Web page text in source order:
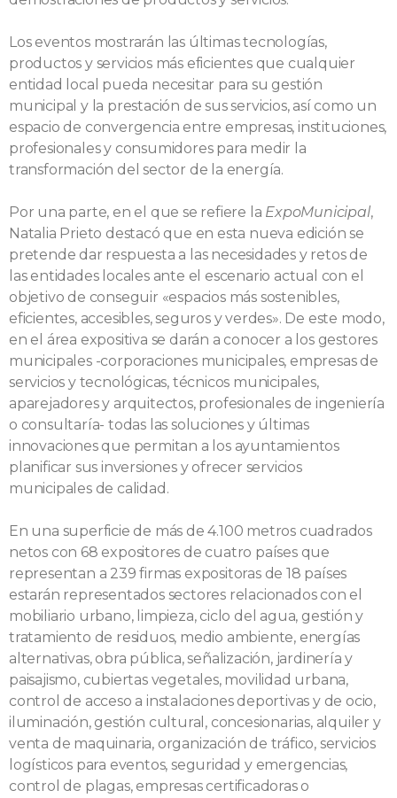
Los eventos mostrarán las últimas tecnologías,
productos y servicios más eficientes que cualquier
entidad local pueda necesitar para su gestión
municipal y la prestación de sus servicios, así como un
espacio de convergencia entre empresas, instituciones,
profesionales y consumidores para medir la
transformación del sector de la energía.
Por una parte, en el que se refiere la ExpoMunicipal,
Natalia Prieto destacó que en esta nueva edición se
pretende dar respuesta a las necesidades y retos de
las entidades locales ante el escenario actual con el
objetivo de conseguir «espacios más sostenibles,
eficientes, accesibles, seguros y verdes». De este modo,
en el área expositiva se darán a conocer a los gestores
municipales -corporaciones municipales, empresas de
servicios y tecnológicas, técnicos municipales,
aparejadores y arquitectos, profesionales de ingeniería
o consultaría- todas las soluciones y últimas
innovaciones que permitan a los ayuntamientos
planificar sus inversiones y ofrecer servicios
municipales de calidad.
En una superficie de más de 4.100 metros cuadrados
netos con 68 expositores de cuatro países que
representan a 239 firmas expositoras de 18 países
estarán representados sectores relacionados con el
mobiliario urbano, limpieza, ciclo del agua, gestión y
tratamiento de residuos, medio ambiente, energías
alternativas, obra pública, señalización, jardinería y
paisajismo, cubiertas vegetales, movilidad urbana,
control de acceso a instalaciones deportivas y de ocio,
iluminación, gestión cultural, concesionarias, alquiler y
venta de maquinaria, organización de tráfico, servicios
logísticos para eventos, seguridad y emergencias,
control de plagas, empresas certificadoras o